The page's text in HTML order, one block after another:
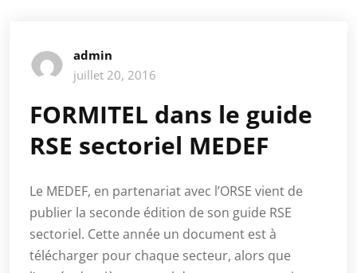
admin
juillet 20, 2016
FORMITEL dans le guide
RSE sectoriel MEDEF
Le MEDEF, en partenariat avec l’ORSE vient de
publier la seconde édition de son guide RSE
sectoriel. Cette année un document est à
télécharger pour chaque secteur, alors que